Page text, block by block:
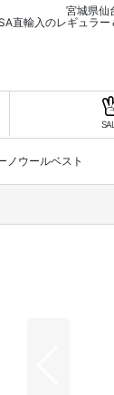
宮城県仙
直輸入のレギュラー
ノウールベスト